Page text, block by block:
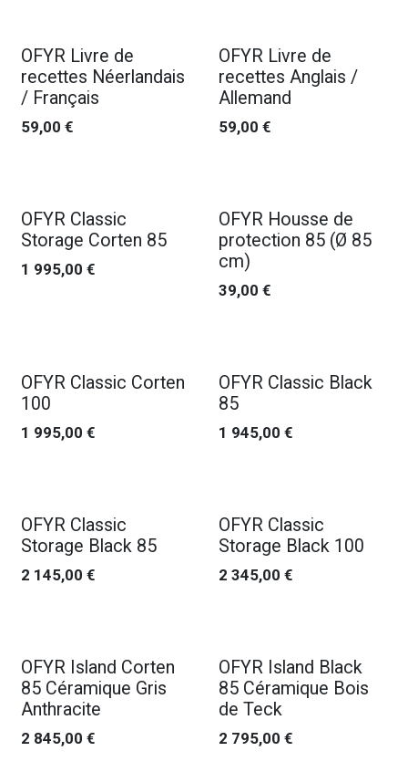
OFYR Livre de
recettes Néerlandais
/ Français
59,00 €
OFYR Livre de
recettes Anglais /
Allemand
59,00 €
OFYR Classic
Storage Corten 85
1 995,00 €
OFYR Housse de
protection 85 (Ø 85
cm)
39,00 €
OFYR Classic Corten
100
1 995,00 €
OFYR Classic Black
85
1 945,00 €
OFYR Classic
Storage Black 85
2 145,00 €
OFYR Classic
Storage Black 100
2 345,00 €
OFYR Island Corten
85 Céramique Gris
Anthracite
2 845,00 €
OFYR Island Black
85 Céramique Bois
de Teck
2 795,00 €